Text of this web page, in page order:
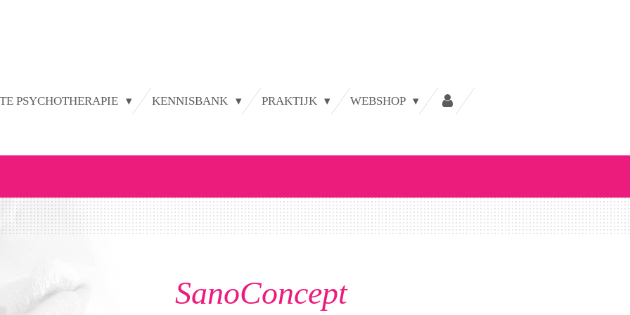
PSYCHOTHERAPIE KENNISBANK PRAKTIJK WEBSHOP
SanoConcept